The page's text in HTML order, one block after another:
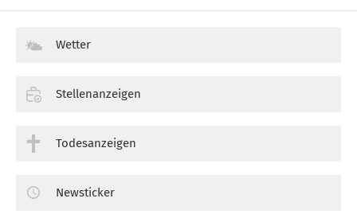
Wetter
Stellenanzeigen
Todesanzeigen
Newsticker